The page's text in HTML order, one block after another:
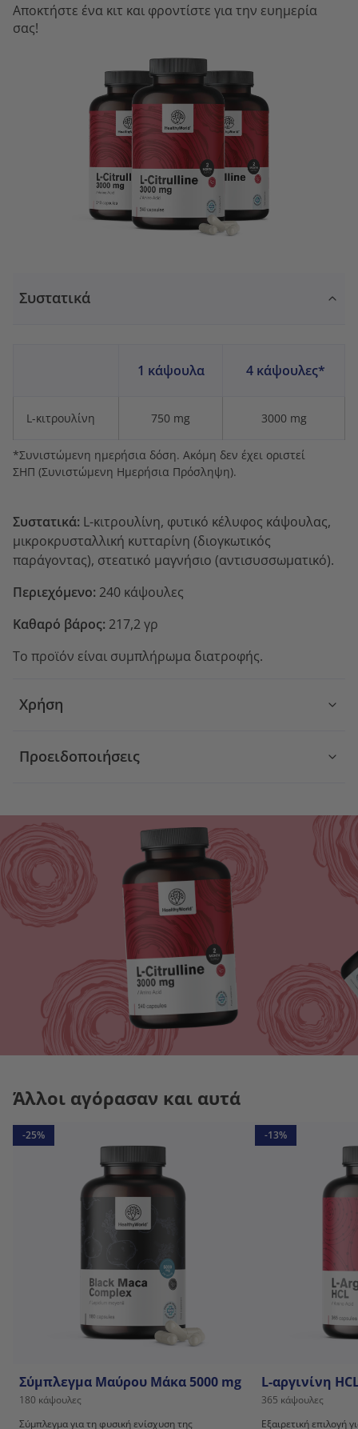
Αποκτήστε ένα κιτ και φροντίστε για την ευημερία
σας!
Συστατικά
1 κάψουλα 4 κάψουλες*
L-κιτρουλίνη 750 mg 3000 mg
*Συνιστώμενη ημερήσια δόση. Ακόμη δεν έχει οριστεί
ΣΗΠ (Συνιστώμενη Ημερήσια Πρόσληψη).
Συστατικά: L-κιτρουλίνη, φυτικό κέλυφος κάψουλας,
μικροκρυσταλλική κυτταρίνη (διογκωτικός
παράγοντας), στεατικό μαγνήσιο (αντισυσσωματικό).
Περιεχόμενο: 240 κάψουλες
Καθαρό βάρος: 217,2 γρ
Το προϊόν είναι συμπλήρωμα διατροφής.
Χρήση
Προειδοποιήσεις
Άλλοι αγόρασαν και αυτά
-25%
Σύμπλεγμα Μαύρου Μάκα 5000 mg
180 κάψουλες
Σύμπλεγμα για τη φυσική ενίσχυση της
-13%
L-αργινίνη
365 κάψουλες
Εξαιρετική επιλογή